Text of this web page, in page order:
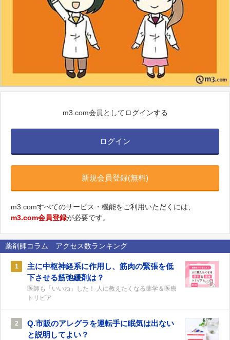
m3.com会員としてログインする
ログイン
新規会員登録(無料)
m3.comすべてのサービス・機能をご利用いただくには、
m3.com会員登録が必要です。
薬剤師コラム アクセス数ランキング
1
主に中枢神経系に作用し、筋肉の緊張を低
下させる筋弛緩剤は？
医師も「いいね」した！ 人に教えたくなる薬学＆医療
トリビア
2
Q.市販のアレグラを運転手に眠気は出ない
と説明してよい？